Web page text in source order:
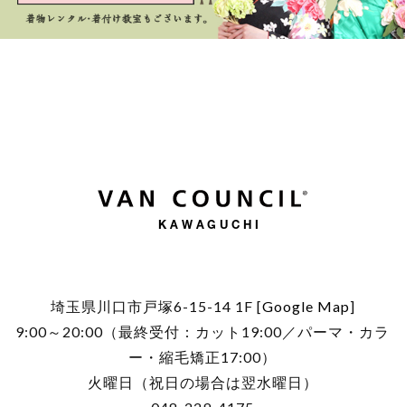
KAWAGUCHI
埼玉県川口市戸塚6-15-14 1F [Google Map]
9:00～20:00（最終受付：カット19:00／パーマ・カラ
ー・縮毛矯正17:00）
火曜日（祝日の場合は翌水曜日）